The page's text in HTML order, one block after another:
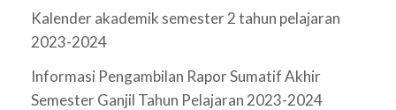
Kalender akademik semester 2 tahun pelajaran
2023-2024
Informasi Pengambilan Rapor Sumatif Akhir
Semester Ganjil Tahun Pelajaran 2023-2024